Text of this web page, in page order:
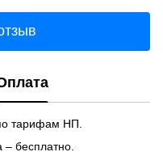
тарифам НП.
бесплатно.